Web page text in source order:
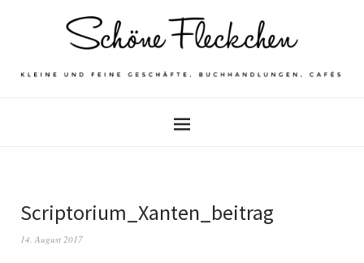
Scriptorium_Xanten_beitrag
14. August 2017